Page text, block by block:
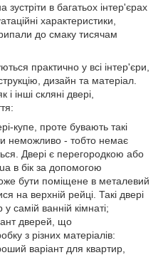
в багатьох інтер'єрах
характеристики,
до смаку тисячам
практично у всі інтер'єри,
дизайн та матеріал.
інші скляні двері,
купе, проте бувають такі
неможливо - тобто немає
Двері є перегородкою або
в бік за допомогою
бути поміщене в металевий
на верхній рейці. Такі двері
самій ванній кімнаті;
дверей, що
з різних матеріалів:
варіант для квартир,